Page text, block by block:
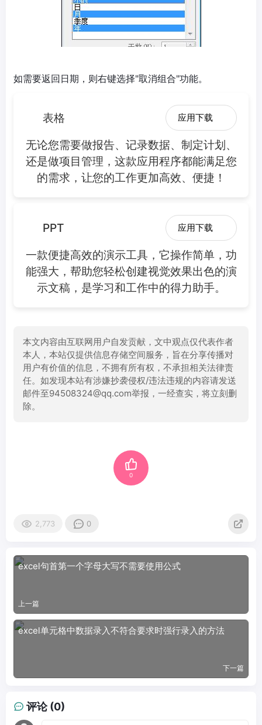
如需要返回日期，则右键选择"取消组合"功能。
表格 应用下载
无论您需要做报告、记录数据、制定计划、
还是做项目管理，这款应用程序都能满足您
的需求，让您的工作更加高效、便捷！
PPT 应用下载
一款便捷高效的演示工具，它操作简单，功
能强大，帮助您轻松创建视觉效果出色的演
示文稿，是学习和工作中的得力助手。
本文内容由互联网用户自发贡献，文中观点仅代表作者
本人，本站仅提供信息存储空间服务，旨在分享传播对
用户有价值的信息，不拥有所有权，不承担相关法律责
任。如发现本站有涉嫌抄袭侵权/违法违规的内容请发送
邮件至94508324@qq.com举报，一经查实，将立刻删
除。
0
2,773 0
excel句首第一个字母大写不需要使用公式
上一篇
excel单元格中数据录入不符合要求时强行录入的方法
下一篇
评论 (0)